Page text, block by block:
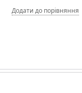
Додати до порівняння